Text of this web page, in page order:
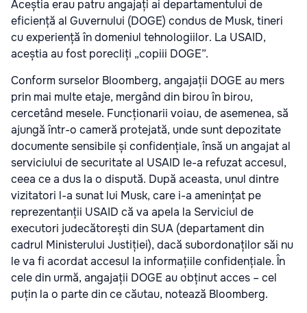
Aceștia erau patru angajați ai departamentului de
eficiență al Guvernului (DOGE) condus de Musk, tineri
cu experiență în domeniul tehnologiilor. La USAID,
aceștia au fost porecliți „copiii DOGE”.
Conform surselor Bloomberg, angajații DOGE au mers
prin mai multe etaje, mergând din birou în birou,
cercetând mesele. Funcționarii voiau, de asemenea, să
ajungă într-o cameră protejată, unde sunt depozitate
documente sensibile și confidențiale, însă un angajat al
serviciului de securitate al USAID le-a refuzat accesul,
ceea ce a dus la o dispută. După aceasta, unul dintre
vizitatori l-a sunat lui Musk, care i-a amenințat pe
reprezentanții USAID că va apela la Serviciul de
executori judecătorești din SUA (departament din
cadrul Ministerului Justiției), dacă subordonaților săi nu
le va fi acordat accesul la informațiile confidențiale. În
cele din urmă, angajații DOGE au obținut acces – cel
puțin la o parte din ce căutau, notează Bloomberg.